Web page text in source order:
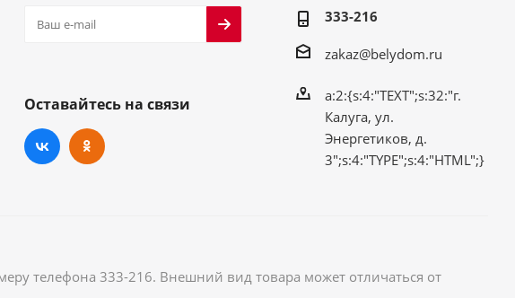
Оставайтесь на связи
333-216
zakaz@belydom.ru
a:2:{s:4:"TEXT";s:32:"г.
Калуга, ул.
Энергетиков, д.
3";s:4:"TYPE";s:4:"HTML";}
телефона 333-216. Внешний вид товара может отличаться от